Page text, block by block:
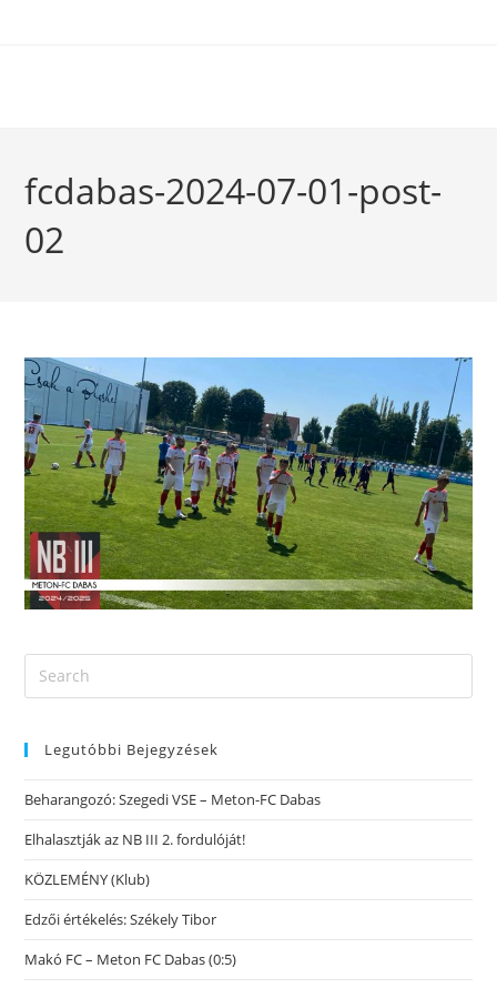
fcdabas-2024-07-01-post-
02
Legutóbbi Bejegyzések
Beharangozó: Szegedi VSE – Meton-FC Dabas
Elhalasztják az NB III 2. fordulóját!
KÖZLEMÉNY (Klub)
Edzői értékelés: Székely Tibor
Makó FC – Meton FC Dabas (0:5)